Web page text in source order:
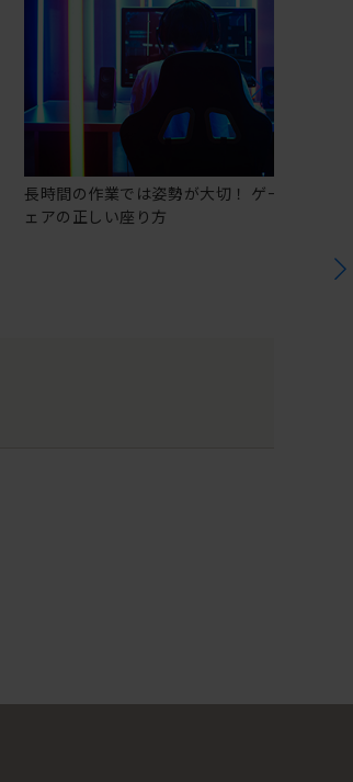
長時間の作業では姿勢が大切！ ゲーミングチ
ェアの正しい座り方